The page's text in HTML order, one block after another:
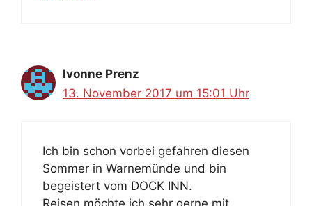
Ivonne Prenz
13. November 2017 um 15:01 Uhr
Ich bin schon vorbei gefahren diesen
Sommer in Warnemünde und bin
begeistert vom DOCK INN.